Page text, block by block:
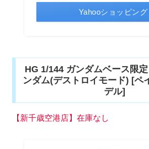
Yahooショッピング
HG 1/144 ガンダムベース限
ンダム(デストロイモード) [ペ
デル]
【新千歳空港店】在庫なし